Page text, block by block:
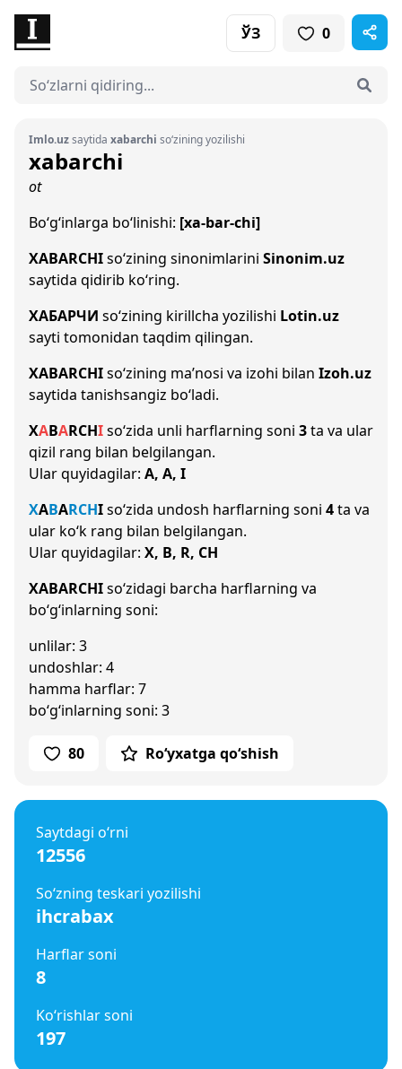
ЎЗ 0
Imlo.uzsaytida xabarchi so‘zining yozilishi
xabarchi
ot
Bo‘g‘inlarga bo‘linishi: [xa-bar-chi]
XABARCHIso‘zining sinonimlarini Sinonim.uz
saytida qidirib ko‘ring.
ХАБАРЧИ so‘zining kirillcha yozilishi Lotin.uz
sayti tomonidan taqdim qilingan.
XABARCHIso‘zining ma’nosi va izohi bilan Izoh.uz
saytida tanishsangiz bo‘ladi.
XABARCHIso‘zida unli harflarning soni 3ta va ular
qizil rang bilan belgilangan.
Ular quyidagilar: A, A, I
XABARCHIso‘zida undosh harflarning soni 4ta va
ular ko‘k rang bilan belgilangan.
Ular quyidagilar: X, B, R, CH
XABARCHIso‘zidagi barcha harflarning va
bo‘g‘inlarning soni:
unlilar: 3
undoshlar: 4
hamma harflar: 7
bo‘g‘inlarning soni: 3
80 Ro‘yxatga qo‘shish
Saytdagi o‘rni
12556
So‘zning teskari yozilishi
ihcrabax
Harflar soni
8
Ko‘rishlar soni
197